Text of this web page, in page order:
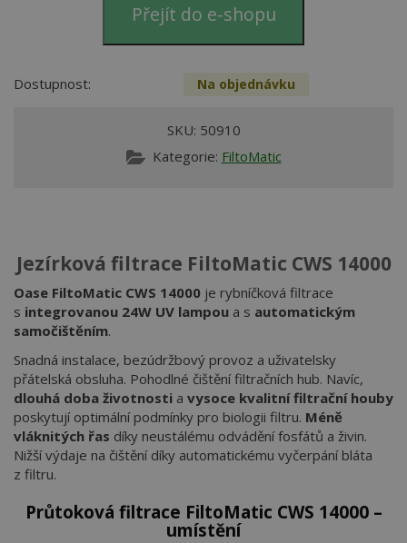
Přejít do e-shopu
Dostupnost: Na objednávku
SKU: 50910
Kategorie: FiltoMatic
Jezírková filtrace FiltoMatic CWS 14000
Oase FiltoMatic CWS 14000 je rybníčková filtrace
s integrovanou 24W UV lampou a s automatickým
samočištěním.
Snadná instalace, bezúdržbový provoz a uživatelsky
přátelská obsluha. Pohodlné čištění filtračních hub. Navíc,
dlouhá doba životnosti a vysoce kvalitní filtrační houby
poskytují optimální podmínky pro biologii filtru. Méně
vláknitých řas díky neustálému odvádění fosfátů a živin.
Nižší výdaje na čištění díky automatickému vyčerpání bláta
z filtru.
Průtoková filtrace FiltoMatic CWS 14000 –
umístění